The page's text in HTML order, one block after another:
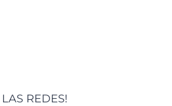
REDES!